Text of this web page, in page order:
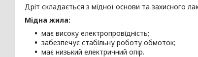
Дріт складається з мідної основи та захисного
Мідна жила:
має високу електропровідність;
забезпечує стабільну роботу обмоток;
має низький електричний опір.